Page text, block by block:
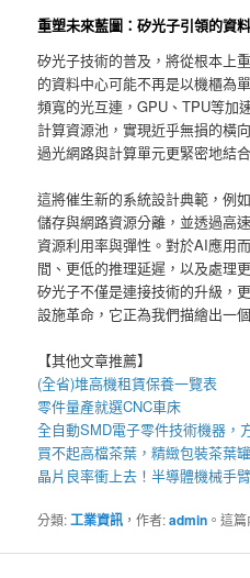
重塑未來藍圖：矽光子引領的資
矽光子技術的普及，將從根本上
的資料中心可能不再是以機櫃為
頻寬的光互連，GPU、TPU等加
計算資源池，實現近乎無損的橫
過光網路與計算單元更緊密地結
這將催生新的系統設計典範，例
儲存與網路資源分離，並透過高
資源利用率與彈性。對於AI應用
間、更低的推理延遲，以及處理
矽光子不僅是連接技術的升級，
設施革命，它正為我們描繪出一
【其他文章推薦】
(全省)堆高機租賃保養一覽表
零件量產就選CNC車床
全自動SMD電子零件技術機器 ，
買不起高檔茶葉，精緻包裝茶葉罐
晶片良率衝上去！半導體機械手
分類:工業資訊 ，作者:admin 。這